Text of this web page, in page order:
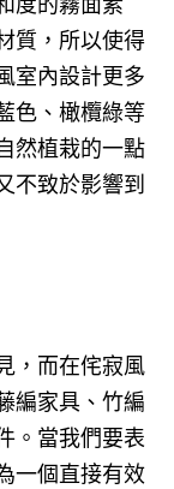
質，所以使得
室內設計更多
色、橄欖綠等
然植栽的一點
不致於影響到
，而在侘寂風
編家具、竹編
。當我們要表
一個直接有效